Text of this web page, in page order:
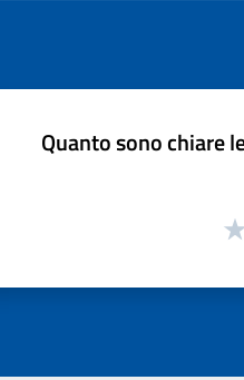
Quanto sono chiare